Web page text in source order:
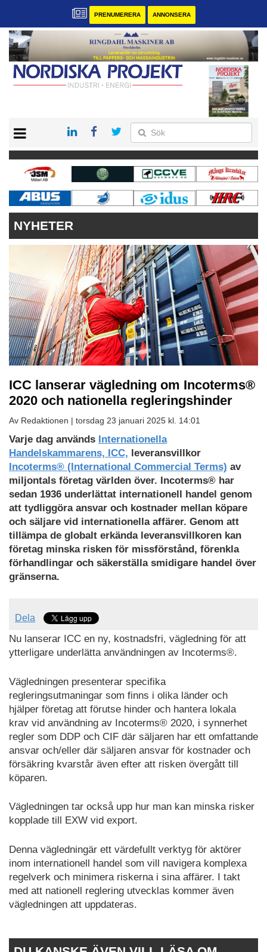
PRENUMERERA ANNONSERA
KONTAKT
VÅRA ANDRA MAGASIN
PRENUMERERA
ANNONSERA
NYHETER
ICC lanserar vägledning om Incoterms®
2020 och nationella regleringshinder
Av Redaktionen | torsdag 23 januari 2025 kl. 14:01
Varje dag används Internationella
Handelskammarens, ICC, leveransvillkor
Incoterms® (International Commercial Terms) av
miljontals företag världen över. Incoterms® har
sedan 1936 underlättat internationell handel genom
att tydliggöra ansvar och kostnader mellan köpare
och säljare vid internationella affärer. Genom att
tillämpa de globalt erkända leveransvillkoren kan
företag minska risken för missförstånd, förenkla
förhandlingar och säkerställa smidigare handel över
gränserna.
Dela
Nu lanserar ICC en ny, kostnadsfri, vägledning för att
ytterligare underlätta användningen av Incoterms®.
Vägledningen presenterar specifika
regleringsutmaningar som finns i olika länder och
hjälper företag att förutse hinder och hantera lokala
krav vid användning av Incoterms® 2020, i synnerhet
regler som DDP och CIF där säljaren har ett omfattande
ansvar och/eller där säljaren ansvar för kostnader och
försäkring kvarstår även efter att risken övergått till
köparen.
Vägledningen tar också upp hur man kan minska risker
kopplade till EXW vid export.
Denna vägledningär ett värdefullt verktyg för aktörer
inom internationell handel som vill navigera komplexa
regelverk och minimera riskerna i sina affärer. I takt
med att nationell reglering utvecklas kommer även
vägledningen att uppdateras.